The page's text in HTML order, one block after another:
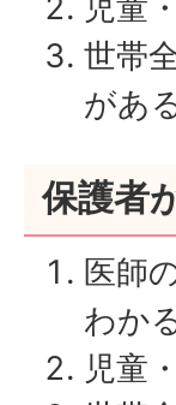
世帯
があ
保護者
医師
わか
児童